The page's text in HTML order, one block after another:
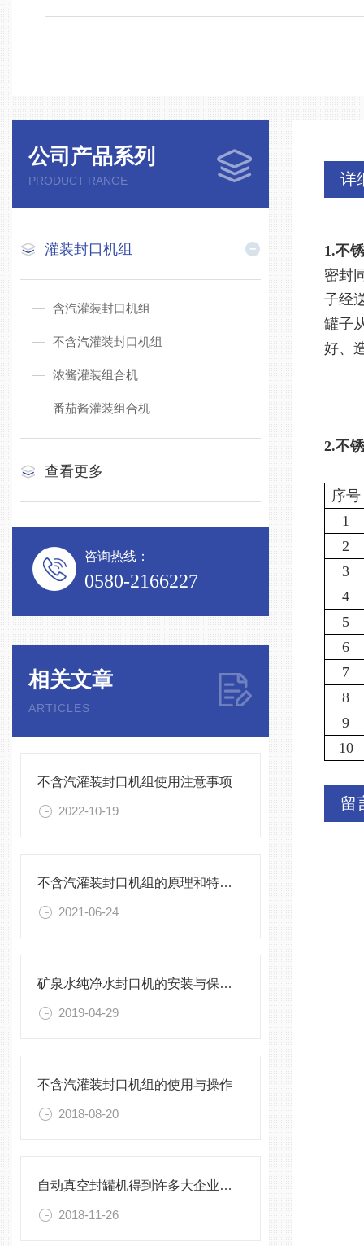
公司产品系列
PRODUCT RANGE
灌装封口机组
含汽灌装封口机组
不含汽灌装封口机组
浓酱灌装组合机
番茄酱灌装组合机
查看更多
咨询热线：
0580-2166227
相关文章
ARTICLES
不含汽灌装封口机组使用注意事项
2022-10-19
不含汽灌装封口机组的原理和特点介绍
2021-06-24
矿泉水纯净水封口机的安装与保养，不能有一丝的马虎
2019-04-29
不含汽灌装封口机组的使用与操作
2018-08-20
自动真空封罐机得到许多大企业的青睐
2018-11-26
详
1.不
密封
子经
罐子
好、
2.不
序号
1
2
3
4
5
6
7
8
9
10
留